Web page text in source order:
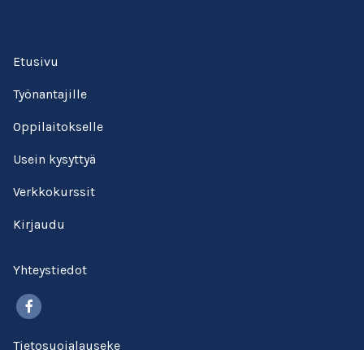
Etusivu
Työnantajille
Oppilaitokselle
Usein kysyttyä
Verkkokurssit
Kirjaudu
Yhteystiedot
Tietosuojalauseke